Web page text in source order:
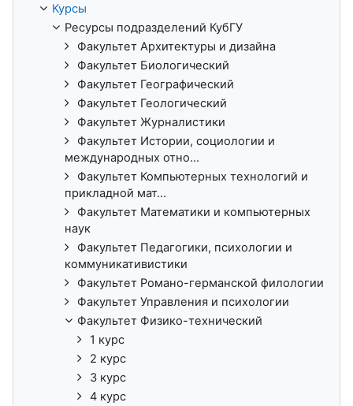
Курсы
Ресурсы подразделений КубГУ
Факультет Архитектуры и дизайна
Факультет Биологический
Факультет Географический
Факультет Геологический
Факультет Журналистики
Факультет Истории, социологии и
международных отно...
Факультет Компьютерных технологий и
прикладной мат...
Факультет Математики и компьютерных
наук
Факультет Педагогики, психологии и
коммуникативистики
Факультет Романо-германской филологии
Факультет Управления и психологии
Факультет Физико-технический
1 курс
2 курс
3 курс
4 курс